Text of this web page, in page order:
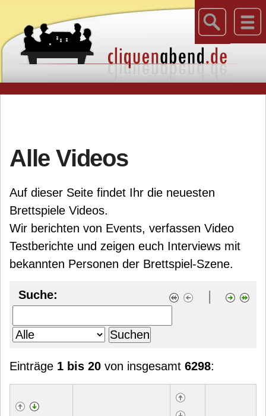
Alle Videos
Auf dieser Seite findet Ihr die neuesten
Brettspiele Videos.
Wir berichten von Events, verfassen Video
Testberichte und zeigen euch Interviews mit
bekannten Personen der Brettspiel-Szene.
|
Suche:
Einträge 1 bis 20 von insgesamt 6298: